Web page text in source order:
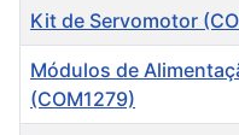
Kit de Servomotor
Módulos de
(COM1279)